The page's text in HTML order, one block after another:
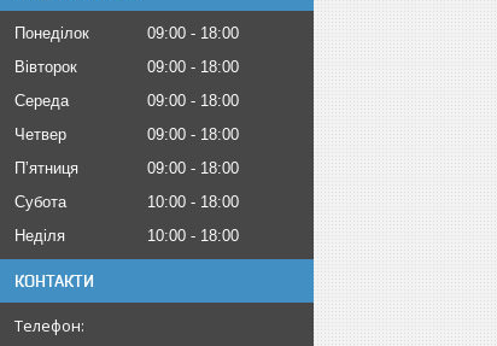
Понеділок 09:00
18:00
Вівторок
09:00
18:00
Середа
09:00
18:00
Четвер
09:00
18:00
Пʼятниця
09:00
18:00
Субота
10:00
18:00
Неділя
10:00 18:00
КОНТАКТИ